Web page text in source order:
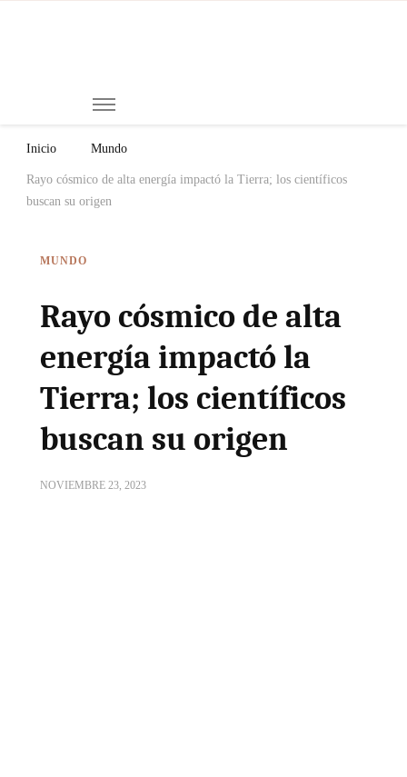
Inicio Mundo
Rayo cósmico de alta energía impactó la Tierra; los científicos
buscan su origen
MUNDO
Rayo cósmico de alta
energía impactó la
Tierra; los científicos
buscan su origen
NOVIEMBRE 23, 2023